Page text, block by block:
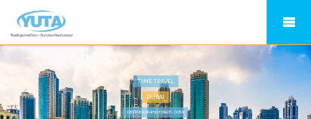
TIME TRAVEL
DUBAI
UJEDINJENI ARAPSKI EMIRATI - DUBAI